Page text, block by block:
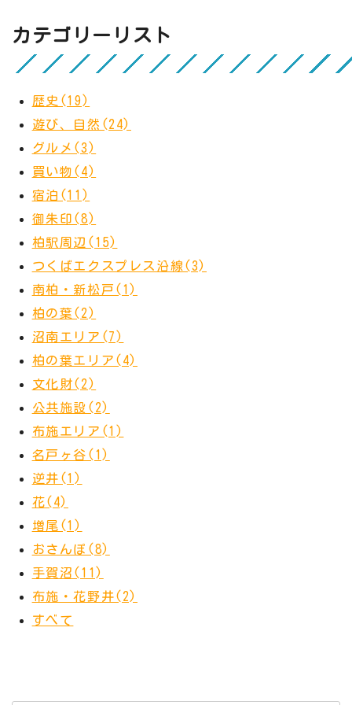
カテゴリーリスト
歴史(19)
遊び、自然(24)
グルメ(3)
買い物(4)
宿泊(11)
御朱印(8)
柏駅周辺(15)
つくばエクスプレス沿線(3)
南柏・新松戸(1)
柏の葉(2)
沼南エリア(7)
柏の葉エリア(4)
文化財(2)
公共施設(2)
布施エリア(1)
名戸ヶ谷(1)
逆井(1)
花(4)
増尾(1)
おさんぽ(8)
手賀沼(11)
布施・花野井(2)
すべて